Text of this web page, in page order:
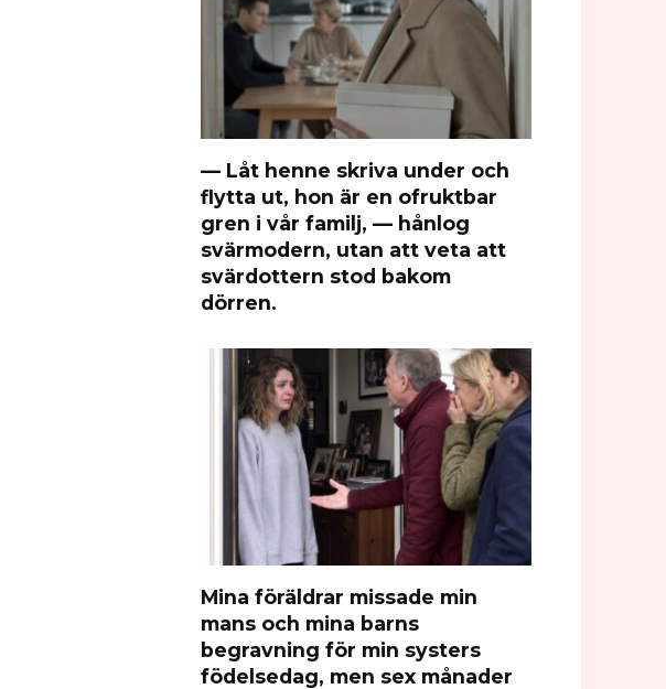
— Låt henne skriva under och
flytta ut, hon är en ofruktbar
gren i vår familj, — hånlog
svärmodern, utan att veta att
svärdottern stod bakom
dörren.
Mina föräldrar missade min
mans och mina barns
begravning för min systers
födelsedag, men sex månader